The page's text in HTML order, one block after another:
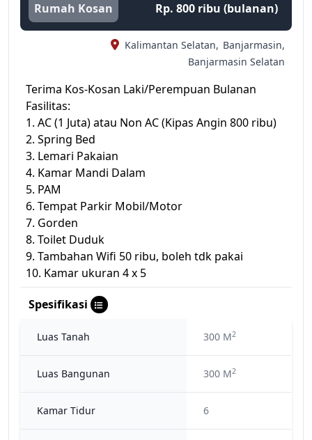
Rumah Kosan Rp. 800 ribu (bulanan)
Kalimantan Selatan, Banjarmasin,
Banjarmasin Selatan
Terima Kos-Kosan Laki/Perempuan Bulanan
Fasilitas:
1. AC (1 Juta) atau Non AC (Kipas Angin 800 ribu)
2. Spring Bed
3. Lemari Pakaian
4. Kamar Mandi Dalam
5. PAM
6. Tempat Parkir Mobil/Motor
7. Gorden
8. Toilet Duduk
9. Tambahan Wifi 50 ribu, boleh tdk pakai
10. Kamar ukuran 4 x 5
Spesifikasi
Luas Tanah 300 M2
Luas Bangunan 300 M2
Kamar Tidur 6